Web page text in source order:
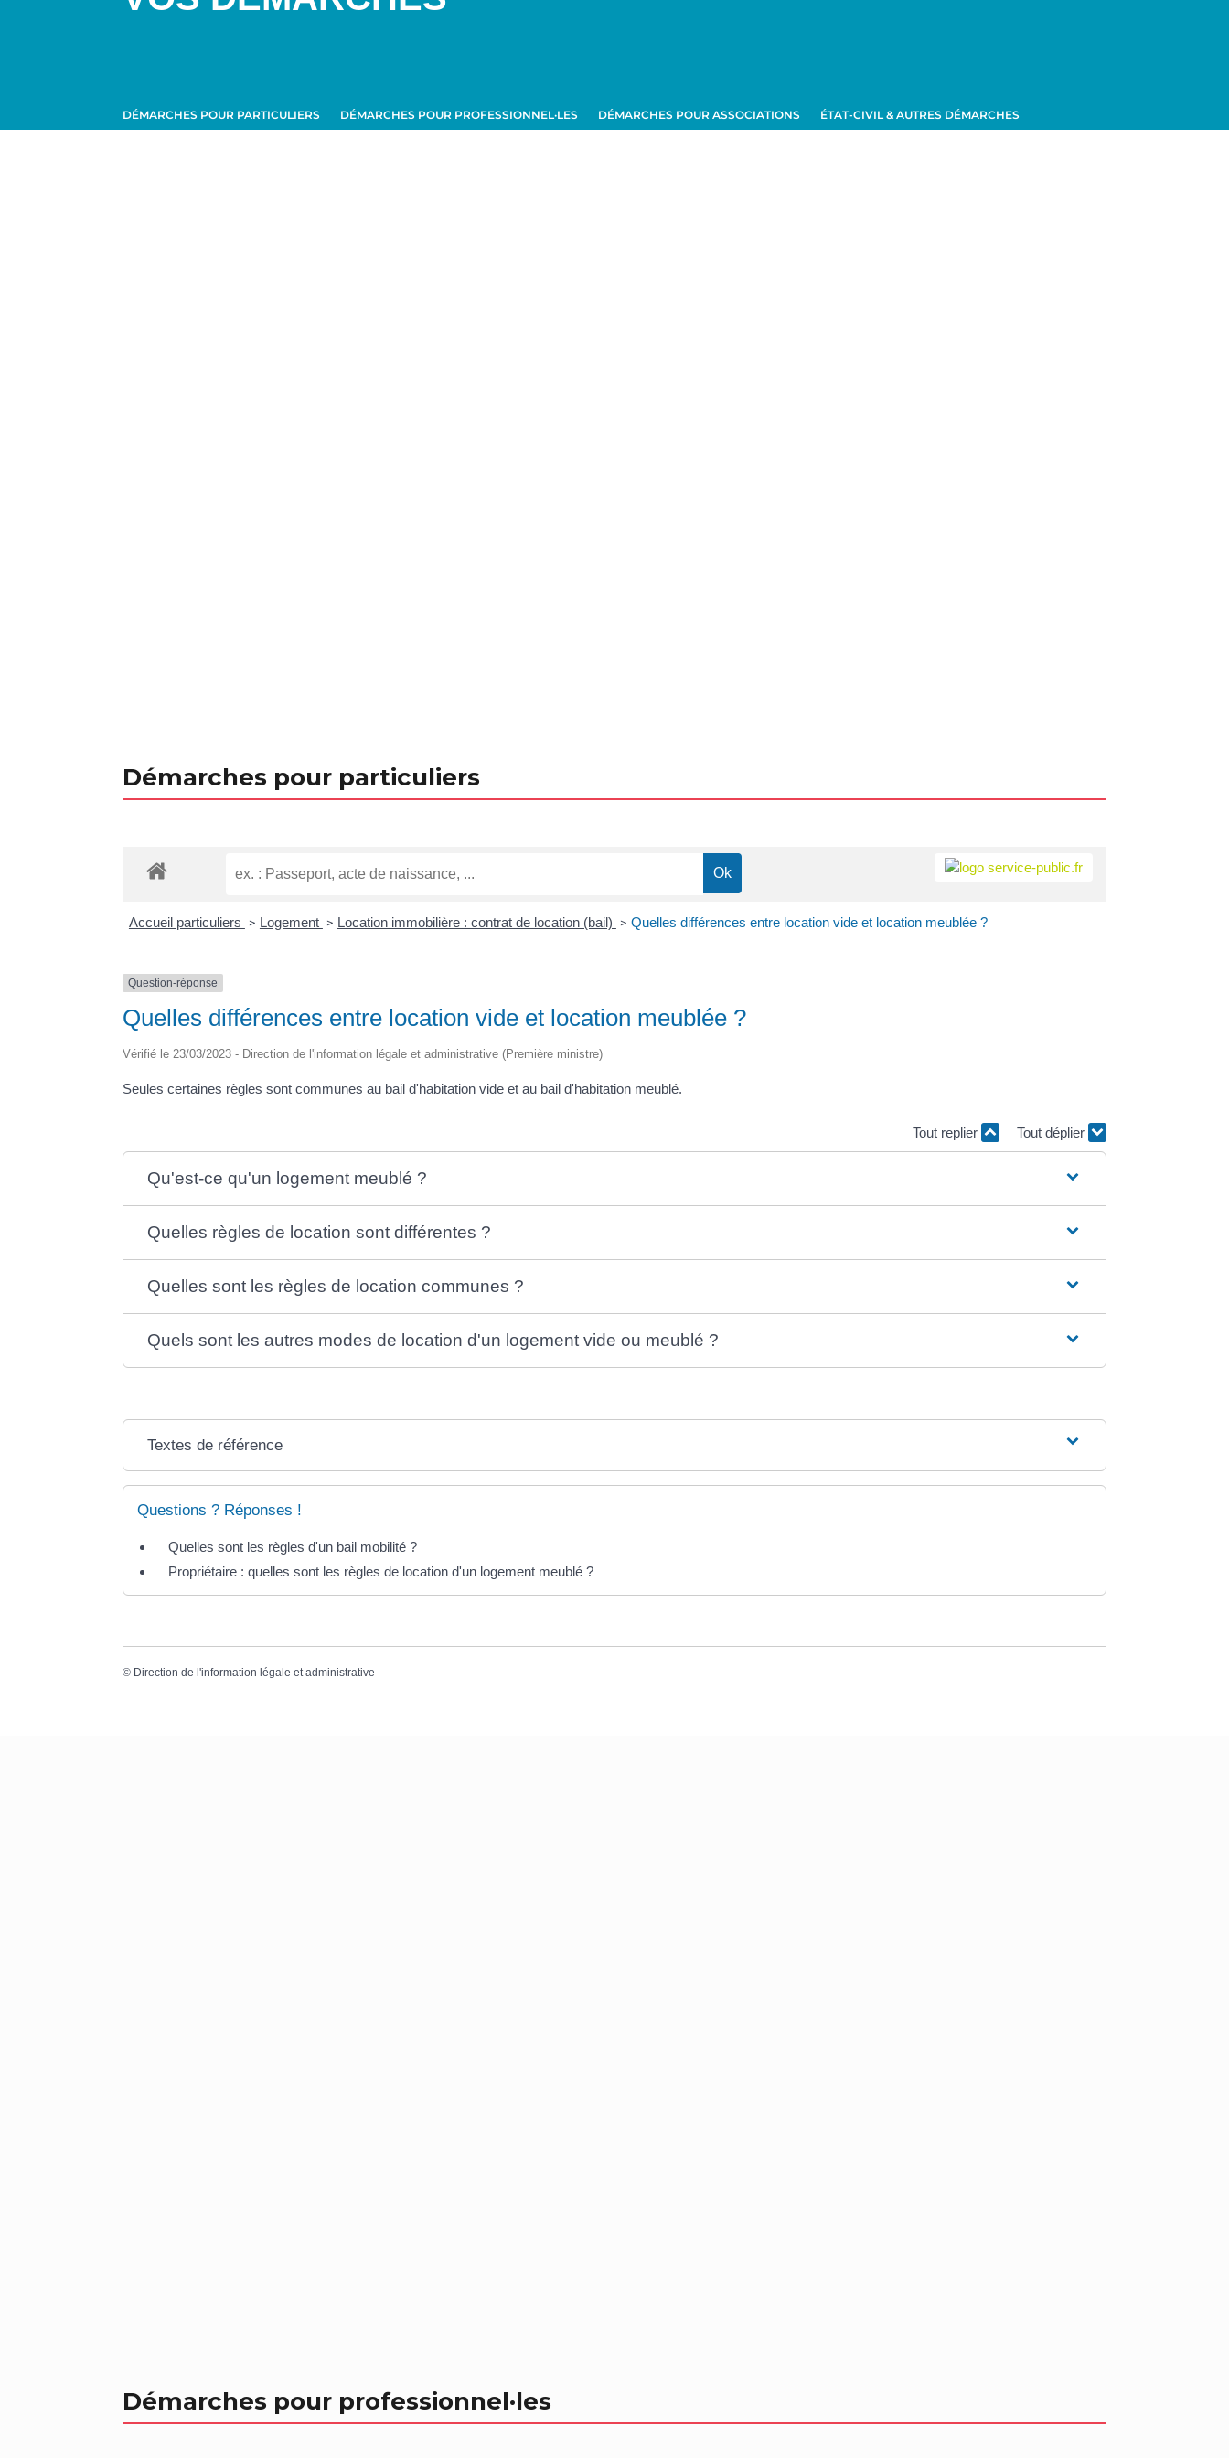
DÉMARCHES POUR PARTICULIERS DÉMARCHES POUR PROFESSIONNEL·LES DÉMARCHES POUR ASSOCIATIONS ÉTAT-CIVIL & AUTRES DÉMARCHES
Démarches pour particuliers
Accueil particuliers > Logement > Location immobilière : contrat de location (bail) > Quelles différences entre location vide et location meublée ?
Question-réponse
Quelles différences entre location vide et location meublée ?
Vérifié le 23/03/2023 - Direction de l'information légale et administrative (Première ministre)
Seules certaines règles sont communes au bail d'habitation vide et au bail d'habitation meublé.
Tout replier Tout déplier
Qu'est-ce qu'un logement meublé ?
Quelles règles de location sont différentes ?
Quelles sont les règles de location communes ?
Quels sont les autres modes de location d'un logement vide ou meublé ?
Textes de référence
Questions ? Réponses !
Quelles sont les règles d'un bail mobilité ?
Propriétaire : quelles sont les règles de location d'un logement meublé ?
© Direction de l'information légale et administrative
Démarches pour professionnel·les